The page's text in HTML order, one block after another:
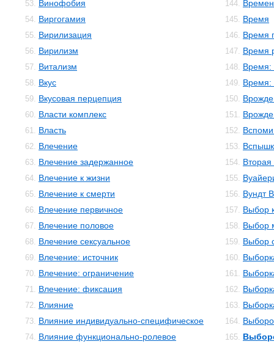
53. Винофобия
54. Виргогамия
55. Вирилизация
56. Вирилизм
57. Витализм
58. Вкус
59. Вкусовая перцепция
60. Власти комплекс
61. Власть
62. Влечение
63. Влечение задержанное
64. Влечение к жизни
65. Влечение к смерти
66. Влечение первичное
67. Влечение половое
68. Влечение сексуальное
69. Влечение: источник
70. Влечение: ограничение
71. Влечение: фиксация
72. Влияние
73. Влияние индивидуально-специфическое
74. Влияние функционально-ролевое
144.
145. Время
146. Время
147. Время
148. Время:
149. Время:
150.
151.
152.
153.
154. Вторая
155.
156. Вундт
157. Выбор
158. Выбор
159. Выбор
160.
161.
162.
163.
164.
165.